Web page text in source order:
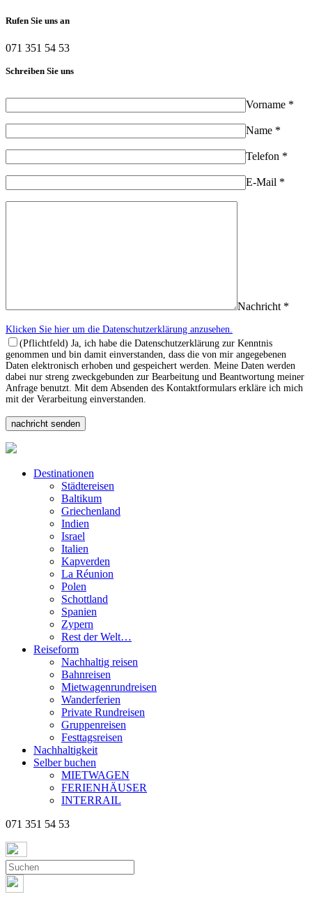
Rufen Sie uns an
071 351 54 53
Schreiben Sie uns
Vorname *
Name *
Telefon *
E-Mail *
Nachricht *
Klicken Sie hier um die Datenschutzerklärung anzusehen.
(Pflichtfeld) Ja, ich habe die Datenschutzerklärung zur Kenntnis
genommen und bin damit einverstanden, dass die von mir angegebenen
Daten elektronisch erhoben und gespeichert werden. Meine Daten werden
dabei nur streng zweckgebunden zur Bearbeitung und Beantwortung meiner
Anfrage benutzt. Mit dem Absenden des Kontaktformulars erkläre ich mich
mit der Verarbeitung einverstanden.
Destinationen
Städtereisen
Baltikum
Griechenland
Indien
Israel
Italien
Kapverden
La Réunion
Polen
Schottland
Spanien
Zypern
Rest der Welt…
Reiseform
Nachhaltig reisen
Bahnreisen
Mietwagenrundreisen
Wanderferien
Private Rundreisen
Gruppenreisen
Festtagsreisen
Nachhaltigkeit
Selber buchen
MIETWAGEN
FERIENHÄUSER
INTERRAIL
071 351 54 53